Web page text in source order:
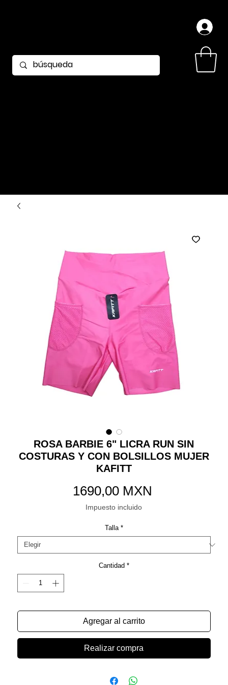
ROSA BARBIE 6" LICRA RUN SIN
COSTURAS Y CON BOLSILLOS MUJER
KAFITT
1690,00 MXN
Impuesto incluido
Talla *
Cantidad *
Agregar al carrito
Realizar compra